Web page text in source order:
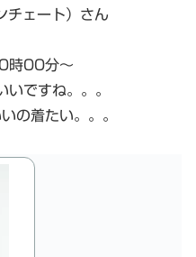
ェート）さん
時00分～
いですね。。。
の着たい。。。